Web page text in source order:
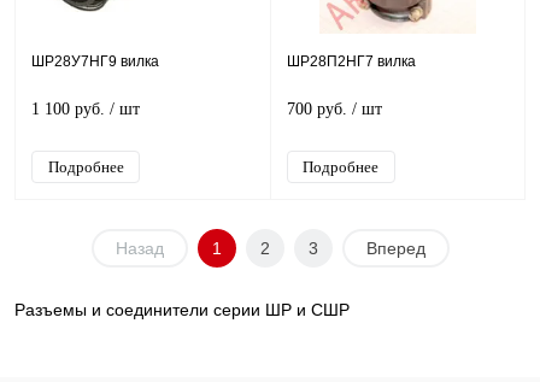
ШР28У7НГ9 вилка
1 100 руб. / шт
Подробнее
ШР28П2НГ7 вилка
700 руб. / шт
Подробнее
Назад 1 2 3 Вперед
Разъемы и соединители серии ШР и СШР